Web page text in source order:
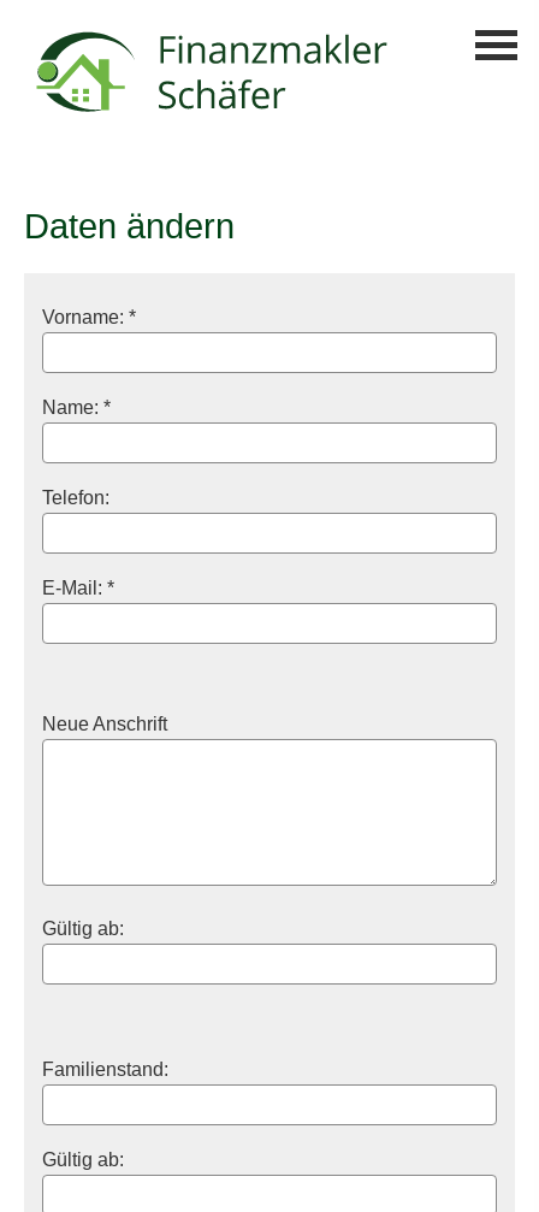
Daten ändern
Vorname: *
Name: *
Telefon:
E-Mail: *
Neue Anschrift
Gültig ab:
Familienstand:
Gültig ab: